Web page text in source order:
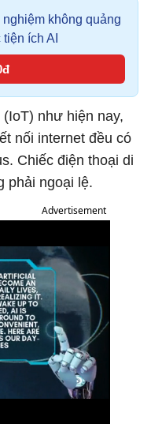
không quảng
ích AI
như hiện nay,
nối internet đều có
Chiếc điện thoại di
phải ngoại lệ.
Advertisement